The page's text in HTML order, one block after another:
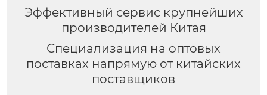
Эффективный сервис крупнейших
производителей Китая
Специализация на оптовых
поставках напрямую от китайских
поставщиков